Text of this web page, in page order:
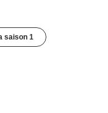
saison 1